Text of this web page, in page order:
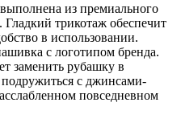
из премиального
Гладкий трикотаж обеспечит
в использовании.
с логотипом бренда.
заменить рубашку в
с джинсами-
повседневном